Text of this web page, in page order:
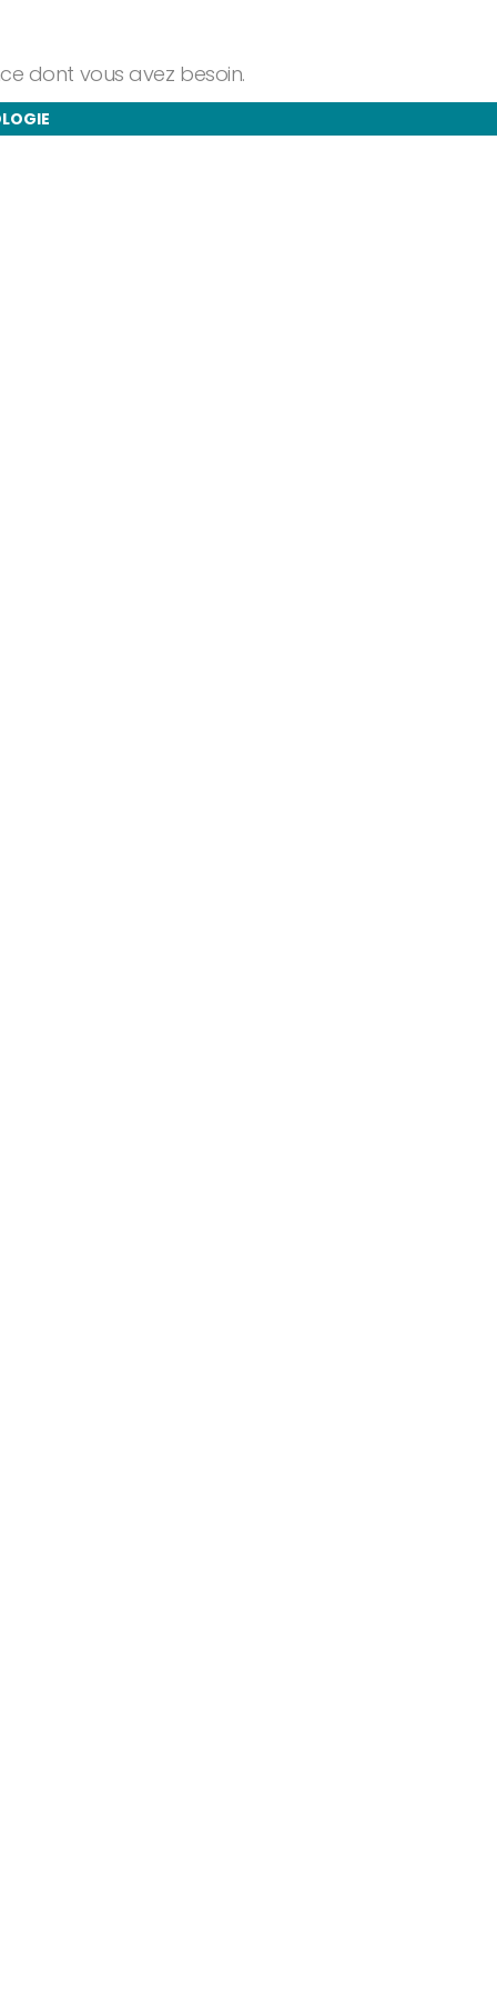
dont vous avez besoin.